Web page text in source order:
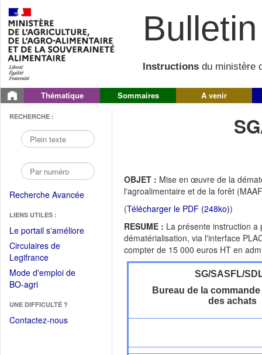
Instructions du ministère
Thématique Sommaires A venir
RECHERCHE :
Recherche Avancée
LIENS UTILES :
Le portail s'améliore(Fichier
Circulaires de
Legifrance(Ouvrir
dans
une
fenêtre)
Mode d'emploi de
BO-agri(Ouvrir
une
nouvelle
UNE DIFFICULTÉ ?
Contactez-nous
OBJET : Mise en œuvre de la
l'agroalimentaire et de la forêt
(Télécharger le PDF (248ko))
RESUME : La présente instruction
dématérialisation, via l'interface
compter de 15 000 euros HT en
SG/SASFL/
Bureau de la
des achats